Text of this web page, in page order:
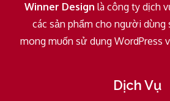
Winner Design là công ty dịch
các sản phẩm cho người dùng
mong muốn sử dụng WordPress
Dịch Vụ